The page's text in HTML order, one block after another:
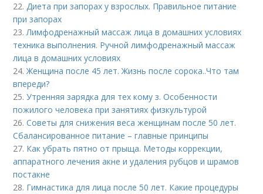
22.Диета при запорах у взрослых. Правильное питание
при запорах
23.Лимфодренажный массаж лица в домашних условиях
техника выполнения. Ручной лимфодренажный массаж
лица в домашних условиях
24.Женщина после 45 лет. Жизнь после сорока..Что там
впереди?
25.Утренняя зарядка для тех кому з. Особенности
пожилого человека при занятиях физкультурой
26.Советы для снижения веса женщинам после 50 лет.
Сбалансированное питание – главные принципы
27. Как убрать пятно от прыща. Методы коррекции,
аппаратного лечения акне и удаления рубцов и шрамов
постакне
28. Гимнастика для лица после 50 лет. Какие процедуры